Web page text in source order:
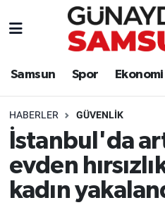
Samsun Spor Ekonomi
HABERLER GÜVENLIK
İstanbul'da
evden
kadın
Samsun
Politika
Turizm
Nöbetçi Eczaneler
Süper Lig Puan
Tüm Manşetler